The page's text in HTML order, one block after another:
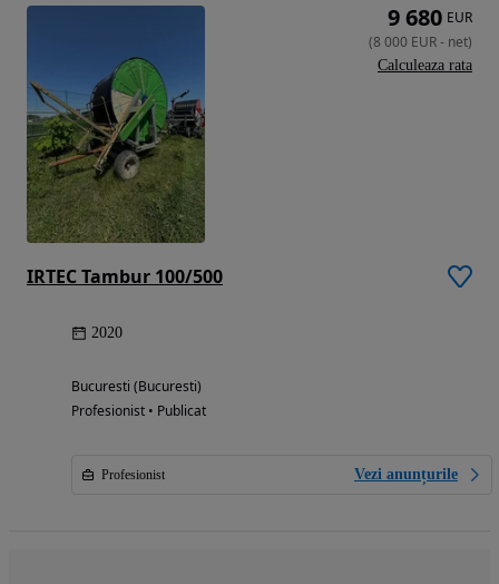
IRTEC Tambur 100/500
2020
Bucuresti (Bucuresti)
Profesionist • Publicat
Profesionist Vezi anunțurile
9 680 EUR
(8 000 EUR- net)
Calculeaza rata